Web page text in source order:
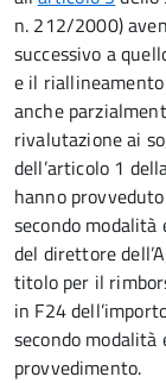
n. 212/2000)
successivo a
e il
anche
rivalutazione ai
dell’articolo 1
hanno
secondo
del direttore
titolo per il
in F24
secondo
provvedimento.